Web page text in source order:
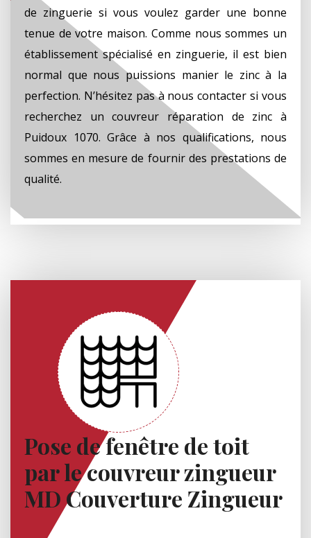
de zinguerie si vous voulez garder une bonne
tenue de votre maison. Comme nous sommes un
établissement spécialisé en zinguerie, il est bien
normal que nous puissions manier le zinc à la
perfection. N’hésitez pas à nous contacter si vous
recherchez un couvreur réparation de zinc à
Puidoux 1070. Grâce à nos qualifications, nous
sommes en mesure de fournir des prestations de
qualité.
Pose de fenêtre de toit
par le couvreur zingueur
MD Couverture Zingueur